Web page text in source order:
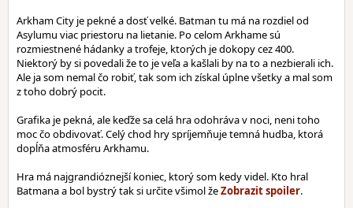
Arkham City je pekné a dosť velké. Batman tu má na rozdiel od
Asylumu viac priestoru na lietanie. Po celom Arkhame sú
rozmiestnené hádanky a trofeje, ktorých je dokopy cez 400.
Niektorý by si povedali že to je veľa a kašlali by na to a nezbierali ich.
Ale ja som nemal čo robiť, tak som ich získal úplne všetky a mal som
z toho dobrý pocit.
Grafika je pekná, ale keďže sa celá hra odohráva v noci, neni toho
moc čo obdivovať. Celý chod hry spríjemňuje temná hudba, ktorá
dopĺňa atmosféru Arkhamu.
Hra má najgrandióznejší koniec, ktorý som kedy videl. Kto hral
Batmana a bol bystrý tak si určite všimol že
.